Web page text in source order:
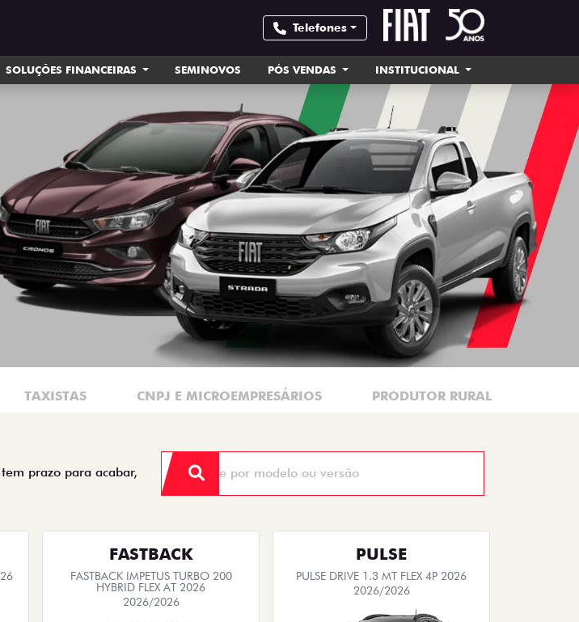
Telefones
SOLUÇÕES FINANCEIRAS SEMINOVOS PÓS VENDAS INSTITUCIONAL
TAXISTAS CNPJ E MICROEMPRESÁRIOS PRODUTOR RURAL
prazo para acabar,
FASTBACK
FASTBACK IMPETUS TURBO 200
HYBRID FLEX AT 2026
2026/2026
PULSE
PULSE DRIVE 1.3 MT FLEX 4P 2026
2026/2026